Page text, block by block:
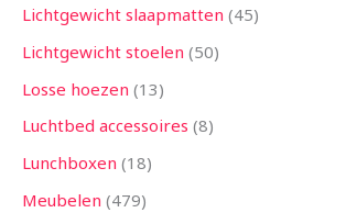
Lichtgewicht slaapmatten 45
Lichtgewicht stoelen 50
Losse hoezen 13
Luchtbed accessoires 8
Lunchboxen 18
Meubelen 479